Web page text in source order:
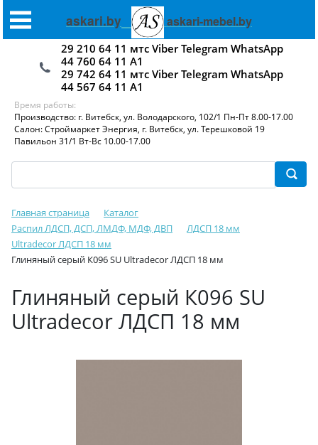
askari.by askari-mebel.by
29 210 64 11 мтс Viber Telegram WhatsApp
44 760 64 11 А1
29 742 64 11 мтс Viber Telegram WhatsApp
44 567 64 11 А1
Время работы:
Производство: г. Витебск, ул. Володарского, 102/1 Пн-Пт 8.00-17.00
Салон: Строймаркет Энергия, г. Витебск, ул. Терешковой 19
Павильон 31/1 Вт-Вс 10.00-17.00
Главная страница
Каталог
Распил ЛДСП, ДСП, ЛМДФ, МДФ, ДВП
ЛДСП 18 мм
Ultradecor ЛДСП 18 мм
Глиняный серый К096 SU Ultradecor ЛДСП 18 мм
Глиняный серый К096 SU
Ultradecor ЛДСП 18 мм